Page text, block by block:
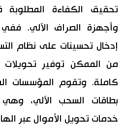
تحقيق الكفاءة المطلوبة
إدخال تحسينات على نظام
كاملة. وتقوم المؤسسات
بطاقات السحب الآلي،
خدمات تحويل الأموال عبر